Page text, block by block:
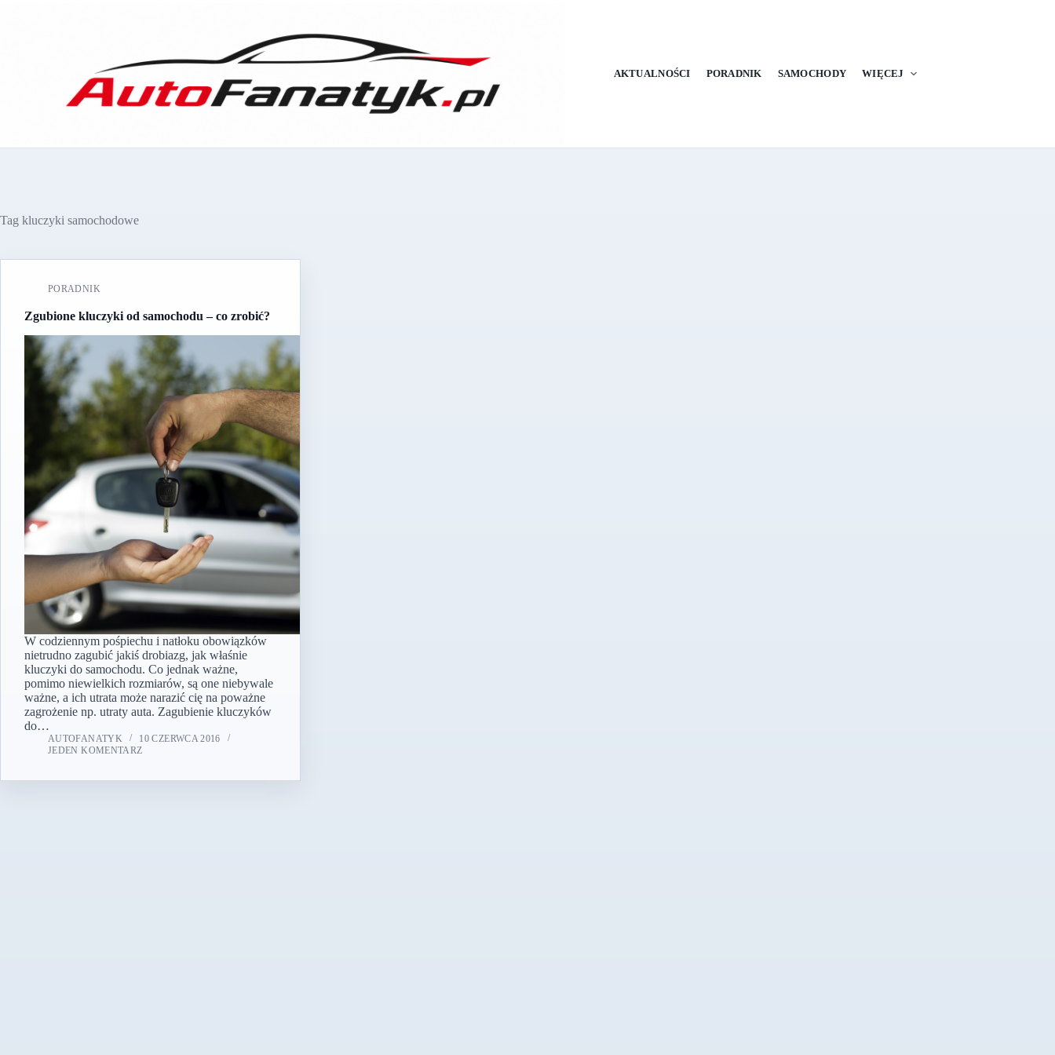
AKTUALNOŚCI PORADNIK SAMOCHODY WIĘCEJ
Tag kluczyki samochodowe
PORADNIK
Zgubione kluczyki od samochodu – co zrobić?
W codziennym pośpiechu i natłoku obowiązków
nietrudno zagubić jakiś drobiazg, jak właśnie
kluczyki do samochodu. Co jednak ważne,
pomimo niewielkich rozmiarów, są one niebywale
ważne, a ich utrata może narazić cię na poważne
zagrożenie np. utraty auta. Zagubienie kluczyków
do…
AUTOFANATYK
10 CZERWCA 2016
JEDEN KOMENTARZ